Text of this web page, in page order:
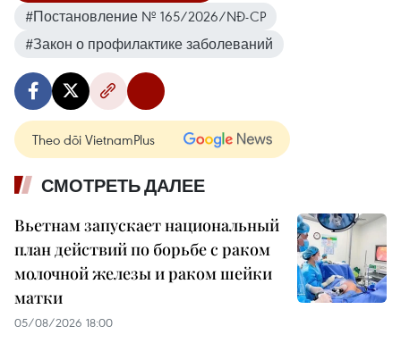
#Постановление № 165/2026/NĐ-CP
#Закон о профилактике заболеваний
Theo dõi VietnamPlus
СМОТРЕТЬ ДАЛЕЕ
Вьетнам запускает национальный
план действий по борьбе с раком
молочной железы и раком шейки
матки
05/08/2026 18:00